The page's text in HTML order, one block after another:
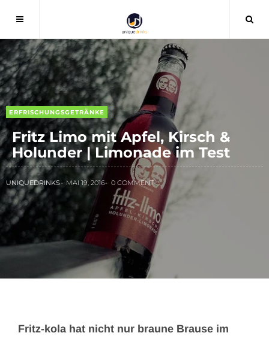
ERFRISCHUNGSGETRÄNKE
Fritz Limo mit Apfel, Kirsch &
Holunder | Limonade im Test
UNIQUEDRINKS MAI 19, 2016 0 COMMENT
Fritz-kola hat nicht nur braune Brause im